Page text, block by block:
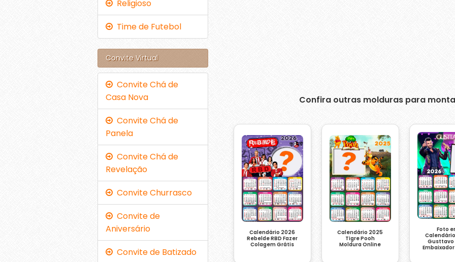
Confira outras molduras para
Calendário 2026
Rebelde RBD Fazer
Colagem Grátis
Calendário 2025
Tigre Pooh
Moldura Online
Foto
Gusttavo
Religioso
Time de Futebol
Convite Virtual
Convite Chá de
Casa Nova
Convite Chá de
Panela
Convite Chá de
Revelação
Convite Churrasco
Convite de
Aniversário
Convite de Batizado